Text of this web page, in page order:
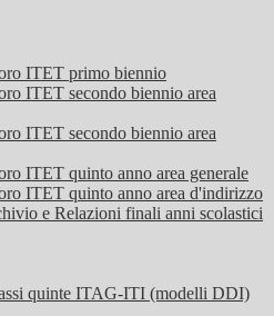
ITET primo biennio
ITET secondo biennio area
ITET secondo biennio area
ITET quinto anno area generale
ITET quinto anno area d'indirizzo
e Relazioni finali anni scolastici
quinte ITAG-ITI (modelli DDI)